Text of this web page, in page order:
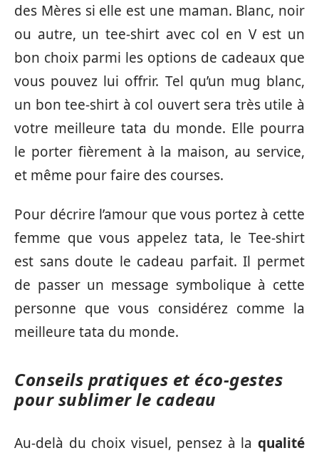
des Mères si elle est une maman. Blanc, noir
ou autre, un tee-shirt avec col en V est un
bon choix parmi les options de cadeaux que
vous pouvez lui offrir. Tel qu’un mug blanc,
un bon tee-shirt à col ouvert sera très utile à
votre meilleure tata du monde. Elle pourra
le porter fièrement à la maison, au service,
et même pour faire des courses.
Pour décrire l’amour que vous portez à cette
femme que vous appelez tata, le Tee-shirt
est sans doute le cadeau parfait. Il permet
de passer un message symbolique à cette
personne que vous considérez comme la
meilleure tata du monde.
Conseils pratiques et éco-gestes
pour sublimer le cadeau
Au-delà du choix visuel, pensez à la qualité